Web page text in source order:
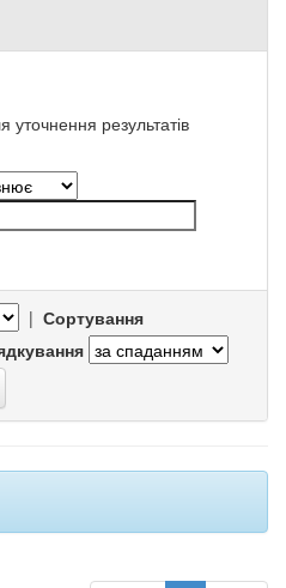
уточнення результатів
| Сортування